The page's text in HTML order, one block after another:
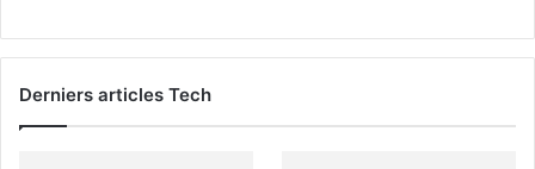
Derniers articles Tech